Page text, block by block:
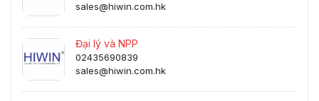
sales@hiwin.com.hk
Đại lý và NPP
02435690839
sales@hiwin.com.hk